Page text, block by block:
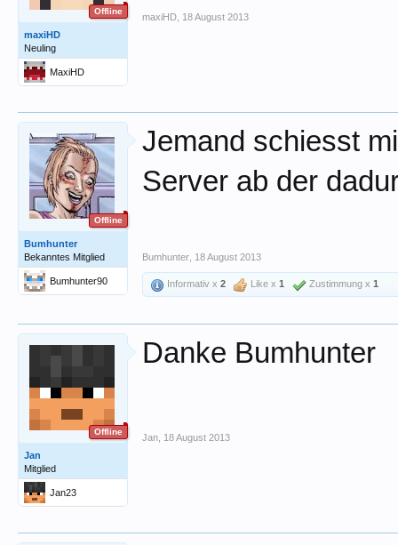
Offline
maxiHD
Neuling
MaxiHD
maxiHD 18 August 2013
Offline
Bumhunter
Bekanntes Mitglied
Bumhunter90
Jemand schiesst
Server ab der
Bumhunter 18 August 2013
Informativ x 2 Like x 1 Zustimmung x 1
Offline
Jan
Mitglied
Jan23
Danke Bumhunter
Jan 18 August 2013